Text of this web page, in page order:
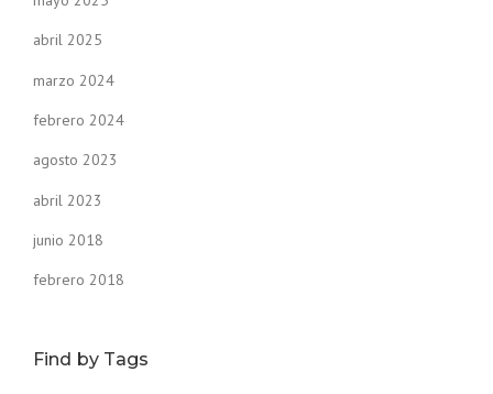
abril 2025
marzo 2024
febrero 2024
agosto 2023
abril 2023
junio 2018
febrero 2018
Find by Tags